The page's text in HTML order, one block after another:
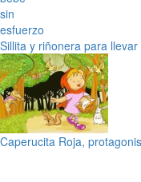
Sillita y riñonera para
Caperucita Roja,